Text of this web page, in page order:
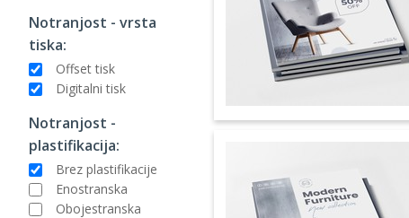
Notranjost - vrsta
tiska:
Offset tisk
Digitalni tisk
Notranjost -
plastifikacija:
Brez plastifikacije
Enostranska
Obojestranska